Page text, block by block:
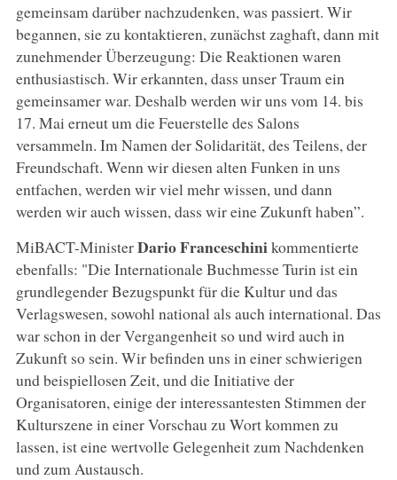
gemeinsam darüber nachzudenken, was passiert. Wir
begannen, sie zu kontaktieren, zunächst zaghaft, dann mit
zunehmender Überzeugung: Die Reaktionen waren
enthusiastisch. Wir erkannten, dass unser Traum ein
gemeinsamer war. Deshalb werden wir uns vom 14. bis
17. Mai erneut um die Feuerstelle des Salons
versammeln. Im Namen der Solidarität, des Teilens, der
Freundschaft. Wenn wir diesen alten Funken in uns
entfachen, werden wir viel mehr wissen, und dann
werden wir auch wissen, dass wir eine Zukunft haben”.
MiBACT-MinisterDario Franceschinikommentierte
ebenfalls: "Die Internationale Buchmesse Turin ist ein
grundlegender Bezugspunkt für die Kultur und das
Verlagswesen, sowohl national als auch international. Das
war schon in der Vergangenheit so und wird auch in
Zukunft so sein. Wir befinden uns in einer schwierigen
und beispiellosen Zeit, und die Initiative der
Organisatoren, einige der interessantesten Stimmen der
Kulturszene in einer Vorschau zu Wort kommen zu
lassen, ist eine wertvolle Gelegenheit zum Nachdenken
und zum Austausch.